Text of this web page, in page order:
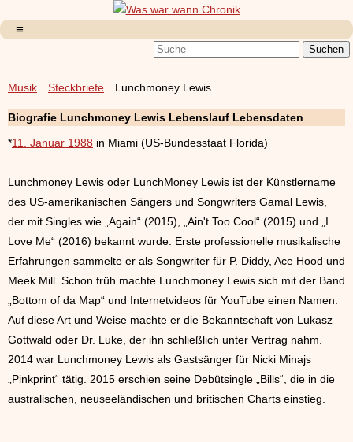
Musik Steckbriefe Lunchmoney Lewis
Biografie Lunchmoney Lewis Lebenslauf Lebensdaten
*11. Januar 1988 in Miami (US-Bundesstaat Florida)
Lunchmoney Lewis oder LunchMoney Lewis ist der Künstlername
des US-amerikanischen Sängers und Songwriters Gamal Lewis,
der mit Singles wie „Again“ (2015), „Ain't Too Cool“ (2015) und „I
Love Me“ (2016) bekannt wurde. Erste professionelle musikalische
Erfahrungen sammelte er als Songwriter für P. Diddy, Ace Hood und
Meek Mill. Schon früh machte Lunchmoney Lewis sich mit der Band
„Bottom of da Map“ und Internetvideos für YouTube einen Namen.
Auf diese Art und Weise machte er die Bekanntschaft von Lukasz
Gottwald oder Dr. Luke, der ihn schließlich unter Vertrag nahm.
2014 war Lunchmoney Lewis als Gastsänger für Nicki Minajs
„Pinkprint“ tätig. 2015 erschien seine Debütsingle „Bills“, die in die
australischen, neuseeländischen und britischen Charts einstieg.